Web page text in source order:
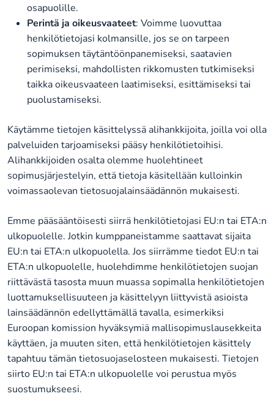
osapuolille.
Perintä ja oikeusvaateet: Voimme luovuttaa
henkilötietojasi kolmansille, jos se on tarpeen
sopimuksen täytäntöönpanemiseksi, saatavien
perimiseksi, mahdollisten rikkomusten tutkimiseksi
taikka oikeusvaateen laatimiseksi, esittämiseksi tai
puolustamiseksi.
Käytämme tietojen käsittelyssä alihankkijoita, joilla voi olla
palveluiden tarjoamiseksi pääsy henkilötietoihisi.
Alihankkijoiden osalta olemme huolehtineet
sopimusjärjestelyin, että tietoja käsitellään kulloinkin
voimassaolevan tietosuojalainsäädännön mukaisesti.
Emme pääsääntöisesti siirrä henkilötietojasi EU:n tai ETA:n
ulkopuolelle. Jotkin kumppaneistamme saattavat sijaita
EU:n tai ETA:n ulkopuolella. Jos siirrämme tiedot EU:n tai
ETA:n ulkopuolelle, huolehdimme henkilötietojen suojan
riittävästä tasosta muun muassa sopimalla henkilötietojen
luottamuksellisuuteen ja käsittelyyn liittyvistä asioista
lainsäädännön edellyttämällä tavalla, esimerkiksi
Euroopan komission hyväksymiä mallisopimuslausekkeita
käyttäen, ja muuten siten, että henkilötietojen käsittely
tapahtuu tämän tietosuojaselosteen mukaisesti. Tietojen
siirto EU:n tai ETA:n ulkopuolelle voi perustua myös
suostumukseesi.